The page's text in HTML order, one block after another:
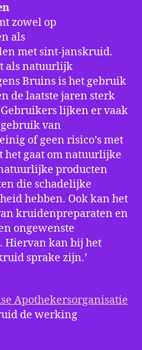
zowel op
als
met sint-janskruid.
als natuurlijk
Bruins is het gebruik
de laatste jaren sterk
lijken er vaak
van
of geen risico’s met
het gaat om natuurlijke
producten
die schadelijke
hebben. Ook kan het
kruidenpreparaten en
ongewenste
kan bij het
sprake zijn.’
Apothekersorganisatie
de werking